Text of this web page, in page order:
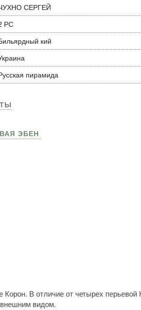
СЕРГЕЙ
РС
кий
пирамида
ЭБЕН
Корон. В отличие от четырех
видом.